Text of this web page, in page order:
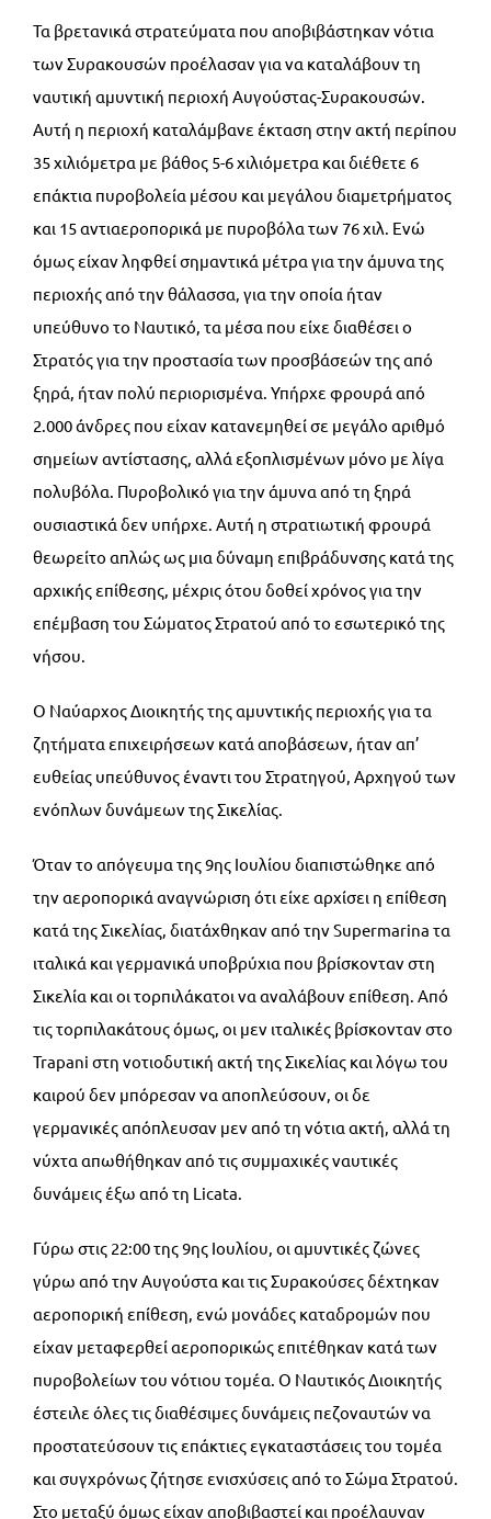
Τα βρετανικά στρατεύματα που αποβιβάστηκαν νότια
των Συρακουσών προέλασαν για να καταλάβουν τη
ναυτική αμυντική περιοχή Αυγούστας-Συρακουσών.
Αυτή η περιοχή καταλάμβανε έκταση στην ακτή περίπου
35 χιλιόμετρα με βάθος 5-6 χιλιόμετρα και διέθετε 6
επάκτια πυροβολεία μέσου και μεγάλου διαμετρήματος
και 15 αντιαεροπορικά με πυροβόλα των 76 χιλ. Ενώ
όμως είχαν ληφθεί σημαντικά μέτρα για την άμυνα της
περιοχής από την θάλασσα, για την οποία ήταν
υπεύθυνο το Ναυτικό, τα μέσα που είχε διαθέσει ο
Στρατός για την προστασία των προσβάσεών της από
ξηρά, ήταν πολύ περιορισμένα. Υπήρχε φρουρά από
2.000 άνδρες που είχαν κατανεμηθεί σε μεγάλο αριθμό
σημείων αντίστασης, αλλά εξοπλισμένων μόνο με λίγα
πολυβόλα. Πυροβολικό για την άμυνα από τη ξηρά
ουσιαστικά δεν υπήρχε. Αυτή η στρατιωτική φρουρά
θεωρείτο απλώς ως μια δύναμη επιβράδυνσης κατά της
αρχικής επίθεσης, μέχρις ότου δοθεί χρόνος για την
επέμβαση του Σώματος Στρατού από το εσωτερικό της
νήσου.
Ο Ναύαρχος Διοικητής της αμυντικής περιοχής για τα
ζητήματα επιχειρήσεων κατά αποβάσεων, ήταν απ’
ευθείας υπεύθυνος έναντι του Στρατηγού, Αρχηγού των
ενόπλων δυνάμεων της Σικελίας.
Όταν το απόγευμα της 9ης Ιουλίου διαπιστώθηκε από
την αεροπορικά αναγνώριση ότι είχε αρχίσει η επίθεση
κατά της Σικελίας, διατάχθηκαν από την Supermarina τα
ιταλικά και γερμανικά υποβρύχια που βρίσκονταν στη
Σικελία και οι τορπιλάκατοι να αναλάβουν επίθεση. Από
τις τορπιλακάτους όμως, οι μεν ιταλικές βρίσκονταν στο
Trapani στη νοτιοδυτική ακτή της Σικελίας και λόγω του
καιρού δεν μπόρεσαν να αποπλεύσουν, οι δε
γερμανικές απόπλευσαν μεν από τη νότια ακτή, αλλά τη
νύχτα απωθήθηκαν από τις συμμαχικές ναυτικές
δυνάμεις έξω από τη Licata.
Γύρω στις 22:00 της 9ης Ιουλίου, οι αμυντικές ζώνες
γύρω από την Αυγούστα και τις Συρακούσες δέχτηκαν
αεροπορική επίθεση, ενώ μονάδες καταδρομών που
είχαν μεταφερθεί αεροπορικώς επιτέθηκαν κατά των
πυροβολείων του νότιου τομέα. Ο Ναυτικός Διοικητής
έστειλε όλες τις διαθέσιμες δυνάμεις πεζοναυτών να
προστατεύσουν τις επάκτιες εγκαταστάσεις του τομέα
και συγχρόνως ζήτησε ενισχύσεις από το Σώμα Στρατού.
Στο μεταξύ όμως είχαν αποβιβαστεί και προέλαυναν